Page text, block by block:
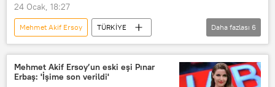
24 Ocak, 18:27
Mehmet Akif Ersoy
TÜRKİYE
Veyis Ateş
Uyuşturucu
Uyuşturucu operasyonu
Ebru Gülan
ifade
Daha fazlası 6
Mehmet Akif Ersoy’un eski eşi Pınar
Erbaş: 'İşime son verildi'